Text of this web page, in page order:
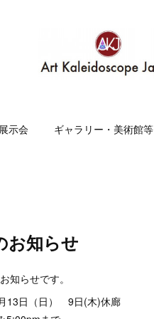
展示会 ギャラリー・美術館等
お知らせ
知らせです。
13日（日） 9日(木)休廊